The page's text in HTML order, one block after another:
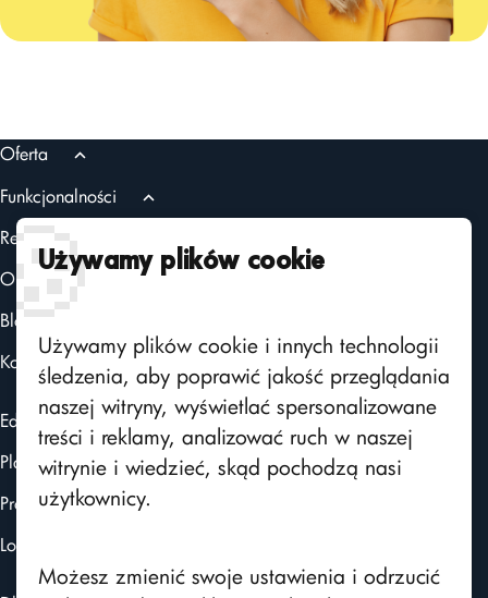
Używamy plików cookie
Używamy plików cookie i innych technologii
śledzenia, aby poprawić jakość przeglądania
naszej witryny, wyświetlać spersonalizowane
treści i reklamy, analizować ruch w naszej
witrynie i wiedzieć, skąd pochodzą nasi
użytkownicy.
Możesz zmienić swoje ustawienia i odrzucić
Oferta
Szkolenia SCORM
Funkcjonalności
Certyfikaty
Aktualności
Powiadomienia
Użytkownicy
ChatGPT
FAQ
SMS API
Realizacje
O nas
Blog
Kontakt
Edito CMS
Platforma intranetowa
Programy lojalnościowe
Logito - obieg dokumentów